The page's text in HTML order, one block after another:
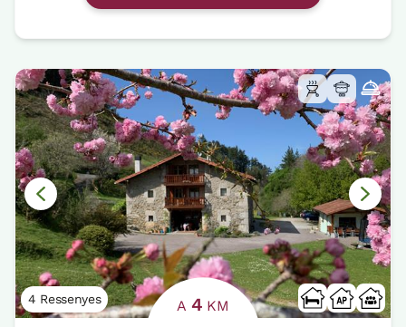
4 Ressenyes A 4 KM